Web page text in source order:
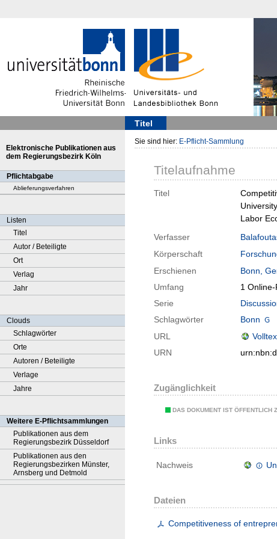
Titel
Elektronische Publikationen aus
dem Regierungsbezirk Köln
Pflichtabgabe
Ablieferungsverfahren
Listen
Titel
Autor / Beteiligte
Ort
Verlag
Jahr
Clouds
Schlagwörter
Orte
Autoren / Beteiligte
Verlage
Jahre
Weitere E-Pflichtsammlungen
Publikationen aus dem
Regierungsbezirk Düsseldorf
Publikationen aus den
Regierungsbezirken Münster,
Arnsberg und Detmold
Sie sind hier: E-Pflicht-Sammlung
Titelaufnahme
Titel
Labor
Verfasser
Körperschaft
Erschienen
Bonn,
Umfang
1
Serie
Schlagwörter
Bonn
URL
URN
Zugänglichkeit
DAS DOKUMENT IST ÖFFENTLICH
Links
Nachweis
Dateien
Competitiveness of